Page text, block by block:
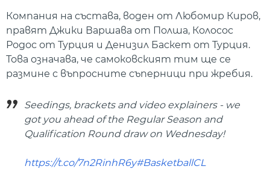
Компания на състава, воден от Любомир Киров,
правят Джики Варшава от Полша, Колосос
Родос от Турция и Денизил Баскет от Турция.
Това означава, че самоковският тим ще се
размине с въпросните съперници при жребия.
Seedings, brackets and video explainers - we
got you ahead of the Regular Season and
Qualification Round draw on Wednesday!
https://t.co/7n2RinhR6y#BasketballCL